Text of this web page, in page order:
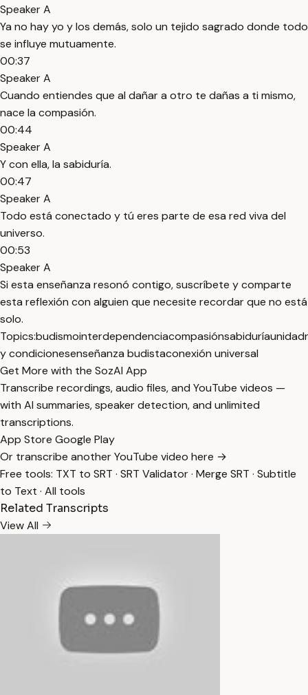
Speaker A
Ya no hay yo y los demás, solo un tejido sagrado donde todo
se influye mutuamente.
00:37
Speaker A
Cuando entiendes que al dañar a otro te dañas a ti mismo,
nace la compasión.
00:44
Speaker A
Y con ella, la sabiduría.
00:47
Speaker A
Todo está conectado y tú eres parte de esa red viva del
universo.
00:53
Speaker A
Si esta enseñanza resonó contigo, suscríbete y comparte
esta reflexión con alguien que necesite recordar que no está
solo.
Topics:budismointerdependenciacompasiónsabiduríaunidad
y condicionesenseñanza budistaconexión universal
Get More with the SozAI App
Transcribe recordings, audio files, and YouTube videos —
with AI summaries, speaker detection, and unlimited
transcriptions.
App Store Google Play
Or transcribe another YouTube video here →
Free tools: TXT to SRT · SRT Validator· Merge SRT · Subtitle
to Text · All tools
Related Transcripts
View All